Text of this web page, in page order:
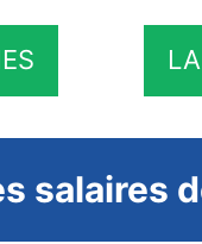
salaires